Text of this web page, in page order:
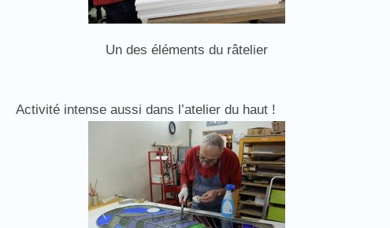
Un des éléments du râtelier
Activité intense aussi dans l’atelier du haut !